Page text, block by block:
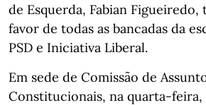
de Esquerda, Fabian Figueiredo,
favor de todas as bancadas da
PSD e Iniciativa Liberal.
Em sede de Comissão de
Constitucionais, na quarta-